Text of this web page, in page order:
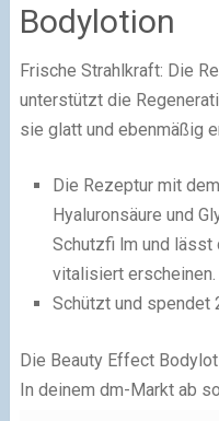
Bodylotion
Frische Strahlkraft: Die
unterstützt die
sie glatt und ebenmäßig
Die Rezeptur mit
Hyaluronsäure und
Schutzfi lm und lässt
vitalisiert erscheinen.
Schützt und spendet
Die Beauty Effect
In deinem dm-Markt ab